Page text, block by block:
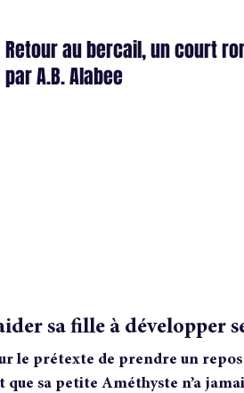
Retour au bercail, un court
par A.B. Alabee
sa fille à développer
le prétexte de prendre un
sa petite Améthyste n’a